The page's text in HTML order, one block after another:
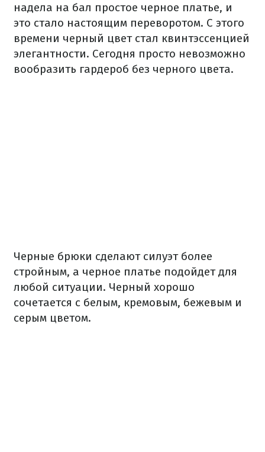
надела на бал простое черное платье, и
это стало настоящим переворотом. С этого
времени черный цвет стал квинтэссенцией
элегантности. Сегодня просто невозможно
вообразить гардероб без черного цвета.
Черные брюки сделают силуэт более
стройным, а черное платье подойдет для
любой ситуации. Черный хорошо
сочетается с белым, кремовым, бежевым и
серым цветом.